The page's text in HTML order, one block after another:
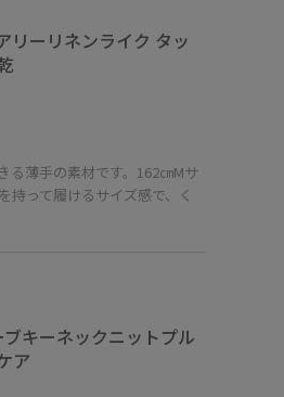
リーリネンライク タッ
る薄手の素材です。162㎝Mサ
持って履けるサイズ感で、く
キーネックニットプル
ア